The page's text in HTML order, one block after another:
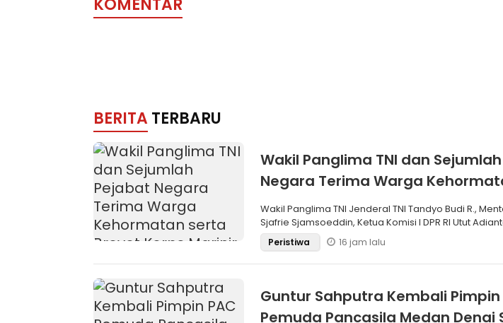
KOMENTAR
BERITA TERBARU
Wakil Panglima TNI dan
Negara Terima Warga
Brevet Korps Marinir
Wakil Panglima TNI Jenderal TNI Tandyo Budi R.,
Sjafrie Sjamsoeddin, Ketua Komisi I DPR RI Utut
Peristiwa 16 jam lalu
Guntur Sahputra Kembali Pimpin
Pemuda Pancasila Medan Denai